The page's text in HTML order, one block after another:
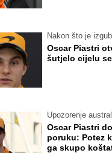
Nakon što je
Oscar Piastri
šutjelo cijelu
Upozorenje
Oscar Piastri
poruku: Potez
ga skupo